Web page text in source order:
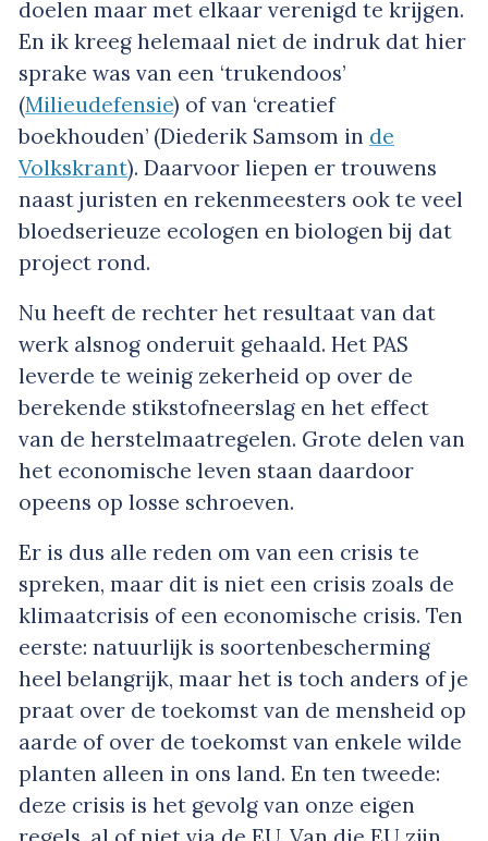
doelen maar met elkaar verenigd te krijgen.
En ik kreeg helemaal niet de indruk dat hier
sprake was van een ‘trukendoos’
(Milieudefensie) of van ‘creatief
boekhouden’ (Diederik Samsom in de
Volkskrant). Daarvoor liepen er trouwens
naast juristen en rekenmeesters ook te veel
bloedserieuze ecologen en biologen bij dat
project rond.
Nu heeft de rechter het resultaat van dat
werk alsnog onderuit gehaald. Het PAS
leverde te weinig zekerheid op over de
berekende stikstofneerslag en het effect
van de herstelmaatregelen. Grote delen van
het economische leven staan daardoor
opeens op losse schroeven.
Er is dus alle reden om van een crisis te
spreken, maar dit is niet een crisis zoals de
klimaatcrisis of een economische crisis. Ten
eerste: natuurlijk is soortenbescherming
heel belangrijk, maar het is toch anders of je
praat over de toekomst van de mensheid op
aarde of over de toekomst van enkele wilde
planten alleen in ons land. En ten tweede:
deze crisis is het gevolg van onze eigen